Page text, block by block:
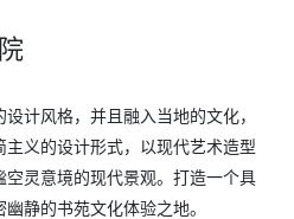
计风格，并且融入当地的文化，
义的设计形式，以现代艺术造型
灵意境的现代景观。打造一个具
静的书苑文化体验之地。